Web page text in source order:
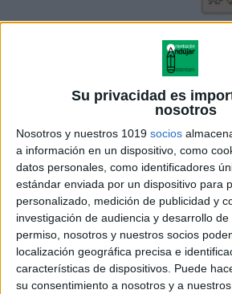
Su privacidad es
nosotros
Nosotros y nuestros 1019 socios
a información en un dispositivo, como
datos personales, como identificadores
estándar enviada por un dispositivo para
personalizado, medición de publicidad y
investigación de audiencia y desarrollo de
permiso, nosotros y nuestros socios
localización geográfica precisa e
características de dispositivos. Puede
su consentimiento a nosotros y a
ÚNETE A NUESTRO GRUPO
WHATSAPP